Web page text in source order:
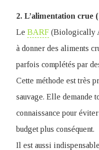
2. L’alimentation crue
Le BARF (Biologically
à donner des aliments
parfois complétés par
Cette méthode est très
sauvage. Elle demande
connaissance pour
budget plus conséquent.
Il est aussi